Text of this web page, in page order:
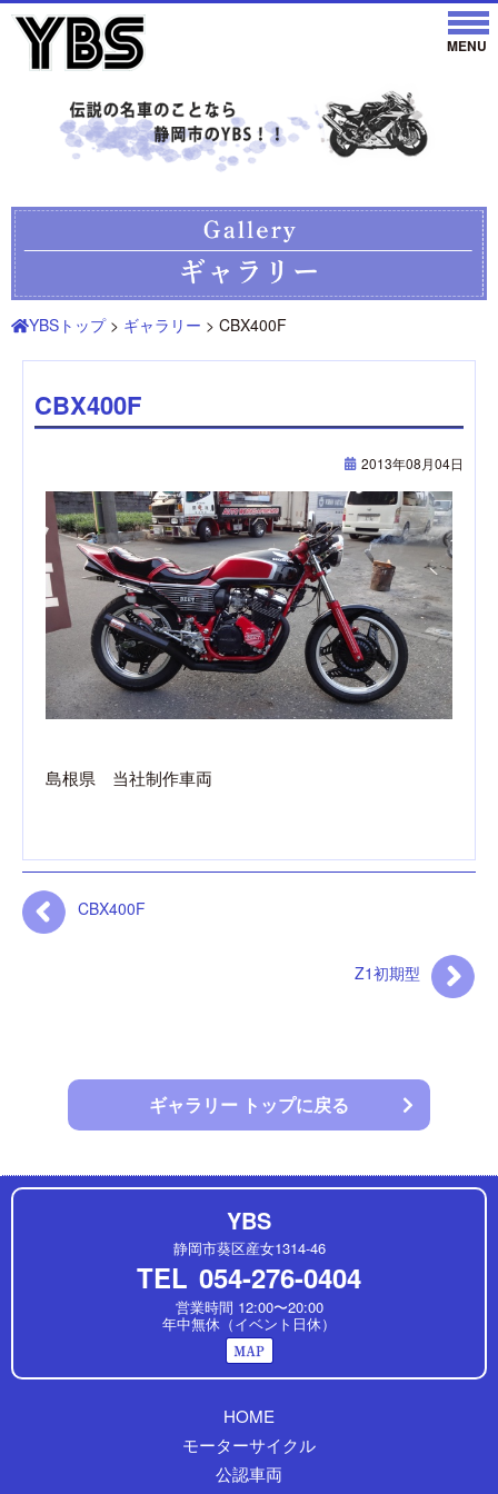
YBSトップ> ギャラリー > CBX400F
CBX400F
2013年08月04日
島根県 当社制作車両
CBX400F
Z1初期型
ギャラリー トップに戻る
YBS
静岡市葵区産女1314-46
TEL 054-276-0404
営業時間 12:00〜20:00
年中無休（イベント日休）
HOME
モーターサイクル
公認車両